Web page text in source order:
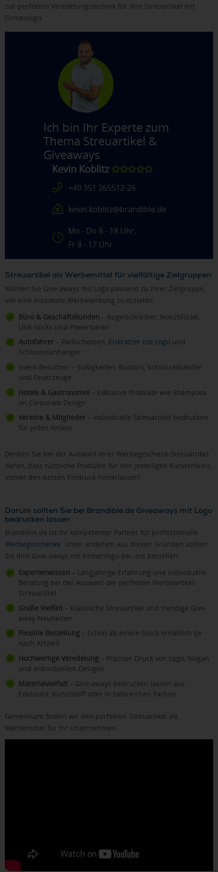
zur perfekten Veredelungstechnik für Ihre Streuartikel mit
Firmenlogo.
Ich bin Ihr Experte zum
Thema Streuartikel &
Giveaways
Kevin Koblitz ✩✩✩✩✩
+49 351 265512-26
kevin.koblitz@brandible.de
Mo - Do 8 - 18 Uhr,
Fr 8 - 17 Uhr
Streuartikel als Werbemittel für vielfältige Zielgruppen
Wählen Sie Give aways mit Logo passend zu Ihrer Zielgruppe,
um eine maximale Werbewirkung zu erzielen:
Büro & Geschäftskunden – Kugelschreiber, Notizblöcke,
USB-Sticks und Powerbanks
Autofahrer – Parkscheiben, Eiskratzer mit Logo und
Schlüsselanhänger
Event-Besucher – Süßigkeiten, Buttons, Schlüsselbänder
und Feuerzeuge
Hotels & Gastronomie – Exklusive Produkte wie Shampoos
im Corporate Design
Vereine & Mitglieder – Individuelle Streuartikel bedrucken
für jeden Anlass
Denken Sie bei der Auswahl Ihrer Werbegeschenk-Streuartikel
daran, dass nützliche Produkte für den jeweiligen Kundenkreis
immer den besten Eindruck hinterlassen!
Darum sollten Sie bei Brandible.de Giveaways mit Logo
bedrucken lassen
Brandible.de ist Ihr kompetenter Partner für professionelle
Werbegeschenke. Unter anderem aus diesen Gründen sollten
Sie Ihre Give-aways mit Firmenlogo bei uns bestellen:
Expertenwissen – Langjährige Erfahrung und individuelle
Beratung bei der Auswahl der perfekten Werbeartikel-
Streuartikel
Große Vielfalt – Klassische Streuartikel und trendige Give-
away-Neuheiten
Flexible Bestellung – Schon ab einem Stück erhältlich (je
nach Artikel)
Hochwertige Veredelung – Präziser Druck von Logo, Slogan
und individuellen Designs
Materialvielfalt – Give-aways bedrucken lassen aus
Edelstahl, Kunststoff oder in zahlreichen Farben
Gemeinsam finden wir den perfekten Streuartikel als
Werbemittel für Ihr Unternehmen.